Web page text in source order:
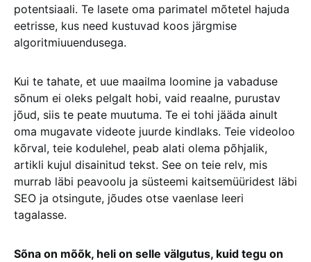
potentsiaali. Te lasete oma parimatel mõtetel hajuda
eetrisse, kus need kustuvad koos järgmise
algoritmiuuendusega.
Kui te tahate, et uue maailma loomine ja vabaduse
sõnum ei oleks pelgalt hobi, vaid reaalne, purustav
jõud, siis te peate muutuma. Te ei tohi jääda ainult
oma mugavate videote juurde kindlaks. Teie videoloo
kõrval, teie kodulehel, peab alati olema põhjalik,
artikli kujul disainitud tekst. See on teie relv, mis
murrab läbi peavoolu ja süsteemi kaitsemüüridest läbi
SEO ja otsingute, jõudes otse vaenlase leeri
tagalasse.
Sõna on mõõk, heli on selle välgutus, kuid tegu on